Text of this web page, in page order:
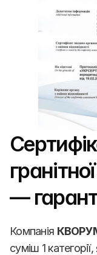
—
Компанія
суміш 1